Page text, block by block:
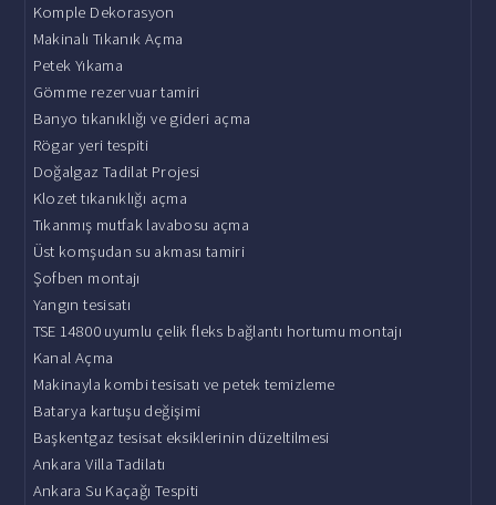
Komple Dekorasyon
Makinalı Tıkanık Açma
Petek Yıkama
Gömme rezervuar tamiri
Banyo tıkanıklığı ve gideri açma
Rögar yeri tespiti
Doğalgaz Tadilat Projesi
Klozet tıkanıklığı açma
Tıkanmış mutfak lavabosu açma
Üst komşudan su akması tamiri
Şofben montajı
Yangın tesisatı
TSE 14800 uyumlu çelik fleks bağlantı hortumu montajı
Kanal Açma
Makinayla kombi tesisatı ve petek temizleme
Batarya kartuşu değişimi
Başkentgaz tesisat eksiklerinin düzeltilmesi
Ankara Villa Tadilatı
Ankara Su Kaçağı Tespiti